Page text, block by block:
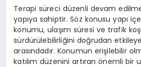
Terapi süreci düzenli devam
yapıya sahiptir. Söz konusu yapı
konumu, ulaşım süresi ve trafik
sürdürülebilirliğini doğrudan
arasındadır. Konumun erişilebilir
katılım düzenini artıran önemli bir